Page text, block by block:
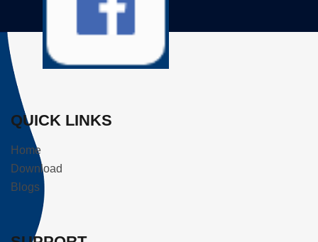
QUICK LINKS
Home
Download
Blogs